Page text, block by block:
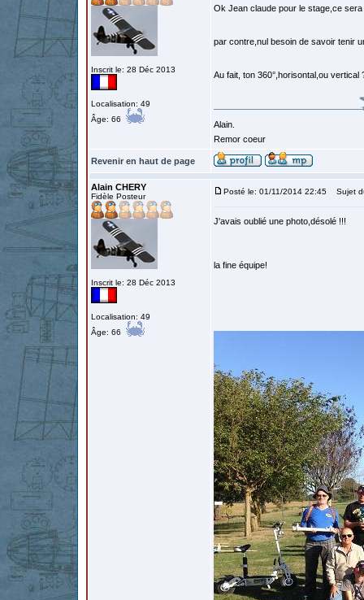
Inscrit le: 28 Déc 2013
Localisation: 49
Âge: 66
Ok Jean claude pour le stage,ce
par contre,nul besoin de savoir tenir
Au fait, ton 360°,horisontal,ou vertical
Alain.
Remor coeur
Revenir en haut de page
Alain CHERY
Fidèle Posteur
Inscrit le: 28 Déc 2013
Localisation: 49
Âge: 66
Posté le: 01/11/2014 22:45 Sujet
J'avais oublié une photo,désolé !!!
la fine équipe!